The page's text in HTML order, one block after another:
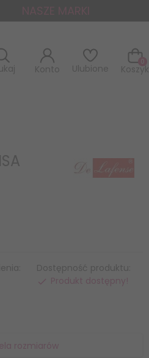
NASZE MARKI
Konto Ulubione Koszyk
0
Dostępność produktu:
Produkt dostępny!
rozmiarów